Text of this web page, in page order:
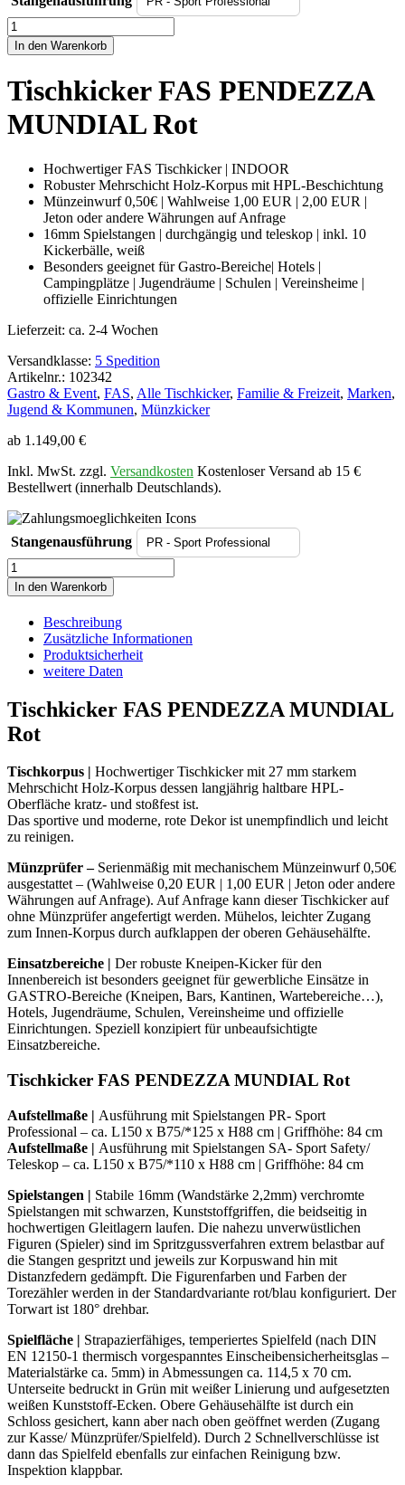
Tischkicker
FAS
PENDEZZA
Rot
Menge
In den Warenkorb
Tischkicker FAS PENDEZZA
MUNDIAL Rot
Hochwertiger FAS Tischkicker | INDOOR
Robuster Mehrschicht Holz-Korpus mit HPL-Beschichtung
Münzeinwurf 0,50€ | Wahlweise 1,00 EUR | 2,00 EUR |
Jeton oder andere Währungen auf Anfrage
16mm Spielstangen | durchgängig und teleskop | inkl. 10
Kickerbälle, weiß
Besonders geeignet für Gastro-Bereiche| Hotels |
Campingplätze | Jugendräume | Schulen | Vereinsheime |
offizielle Einrichtungen
Lieferzeit: ca. 2-4 Wochen
Versandklasse: 5 Spedition
Artikelnr.: 102342
Gastro & Event, FAS, Alle Tischkicker, Familie & Freizeit, Marken,
Jugend & Kommunen, Münzkicker
ab 1.149,00 €
Inkl. MwSt. zzgl. Versandkosten Kostenloser Versand ab 15 €
Bestellwert (innerhalb Deutschlands).
Stangenausführung
Tischkicker
FAS
PENDEZZA
MUNDIAL
Menge
In den Warenkorb
Beschreibung
Zusätzliche Informationen
Produktsicherheit
weitere Daten
Tischkicker FAS PENDEZZA MUNDIAL
Rot
Tischkorpus | Hochwertiger Tischkicker mit 27 mm starkem
Mehrschicht Holz-Korpus dessen langjährig haltbare HPL-
Oberfläche kratz- und stoßfest ist.
Das sportive und moderne, rote Dekor ist unempfindlich und leicht
zu reinigen.
Münzprüfer – Serienmäßig mit mechanischem Münzeinwurf 0,50€
ausgestattet – (Wahlweise 0,20 EUR | 1,00 EUR | Jeton oder andere
Währungen auf Anfrage). Auf Anfrage kann dieser Tischkicker auf
ohne Münzprüfer angefertigt werden. Mühelos, leichter Zugang
zum Innen-Korpus durch aufklappen der oberen Gehäusehälfte.
Einsatzbereiche | Der robuste Kneipen-Kicker für den
Innenbereich ist besonders geeignet für gewerbliche Einsätze in
GASTRO-Bereiche (Kneipen, Bars, Kantinen, Wartebereiche…),
Hotels, Jugendräume, Schulen, Vereinsheime und offizielle
Einrichtungen. Speziell konzipiert für unbeaufsichtigte
Einsatzbereiche.
Tischkicker FAS PENDEZZA MUNDIAL Rot
Aufstellmaße | Ausführung mit Spielstangen PR- Sport
Professional – ca. L150 x B75/*125 x H88 cm | Griffhöhe: 84 cm
Aufstellmaße | Ausführung mit Spielstangen SA- Sport Safety/
Teleskop – ca. L150 x B75/*110 x H88 cm | Griffhöhe: 84 cm
Spielstangen | Stabile 16mm (Wandstärke 2,2mm) verchromte
Spielstangen mit schwarzen, Kunststoffgriffen, die beidseitig in
hochwertigen Gleitlagern laufen. Die nahezu unverwüstlichen
Figuren (Spieler) sind im Spritzgussverfahren extrem belastbar auf
die Stangen gespritzt und jeweils zur Korpuswand hin mit
Distanzfedern gedämpft. Die Figurenfarben und Farben der
Torezähler werden in der Standardvariante rot/blau konfiguriert. Der
Torwart ist 180° drehbar.
Spielfläche | Strapazierfähiges, temperiertes Spielfeld (nach DIN
EN 12150-1 thermisch vorgespanntes Einscheibensicherheitsglas –
Materialstärke ca. 5mm) in Abmessungen ca. 114,5 x 70 cm.
Unterseite bedruckt in Grün mit weißer Linierung und aufgesetzten
weißen Kunststoff-Ecken. Obere Gehäusehälfte ist durch ein
Schloss gesichert, kann aber nach oben geöffnet werden (Zugang
zur Kasse/ Münzprüfer/Spielfeld). Durch 2 Schnellverschlüsse ist
dann das Spielfeld ebenfalls zur einfachen Reinigung bzw.
Inspektion klappbar.